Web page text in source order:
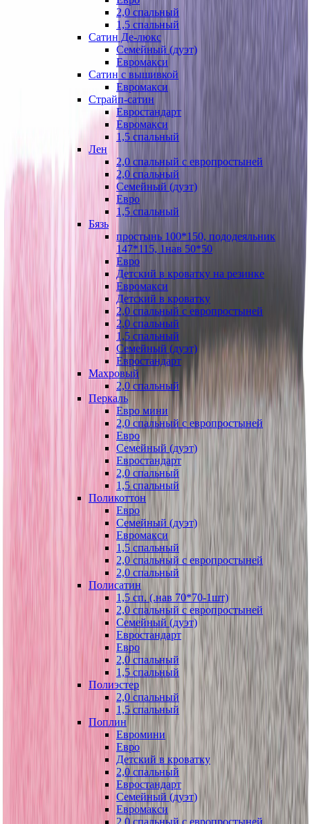
2,0 спальный
1,5 спальный
Сатин Де-люкс
Семейный (дуэт)
Евромакси
Сатин с вышивкой
Евромакси
Страйп-сатин
Евростандарт
Евромакси
1,5 спальный
Лен
2,0 спальный с европростыней
2,0 спальный
Семейный (дуэт)
Евро
1,5 спальный
Бязь
простынь 100*150, пододеяльник
147*115, 1нав 50*50
Евро
Детский в кроватку на резинке
Евромакси
Детский в кроватку
2,0 спальный с европростыней
2,0 спальный
1,5 спальный
Семейный (дуэт)
Евростандарт
Махровый
2,0 спальный
Перкаль
Евро мини
2,0 спальный с европростыней
Евро
Семейный (дуэт)
Евростандарт
2,0 спальный
1,5 спальный
Поликоттон
Евро
Семейный (дуэт)
Евромакси
1,5 спальный
2,0 спальный с европростыней
2,0 спальный
Полисатин
1,5 сп. (.нав 70*70-1шт)
2,0 спальный с европростыней
Семейный (дуэт)
Евростандарт
Евро
2,0 спальный
1,5 спальный
Полиэстер
2,0 спальный
1,5 спальный
Поплин
Евромини
Евро
Детский в кроватку
2,0 спальный
Евростандарт
Семейный (дуэт)
Евромакси